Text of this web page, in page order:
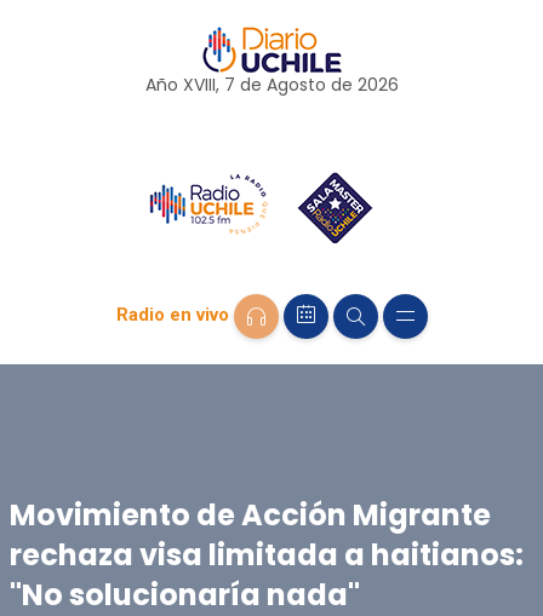
Año XVIII, 7 de Agosto de 2026
Radio en vivo
Movimiento de Acción Migrante
rechaza visa limitada a haitianos:
"No solucionaría nada"